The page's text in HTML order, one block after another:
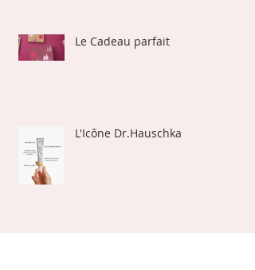
Le Cadeau parfait
L'Icône Dr.Hauschka